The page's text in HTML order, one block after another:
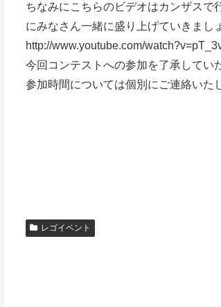
ちなみにこちらのビデオはカンザスで
にみなさん一緒に​盛り上げていきまし
http://www.youtube.com/​
今回コンテストへの参加を了承してい
参加時間については個別にご連絡いた
レゴイベント